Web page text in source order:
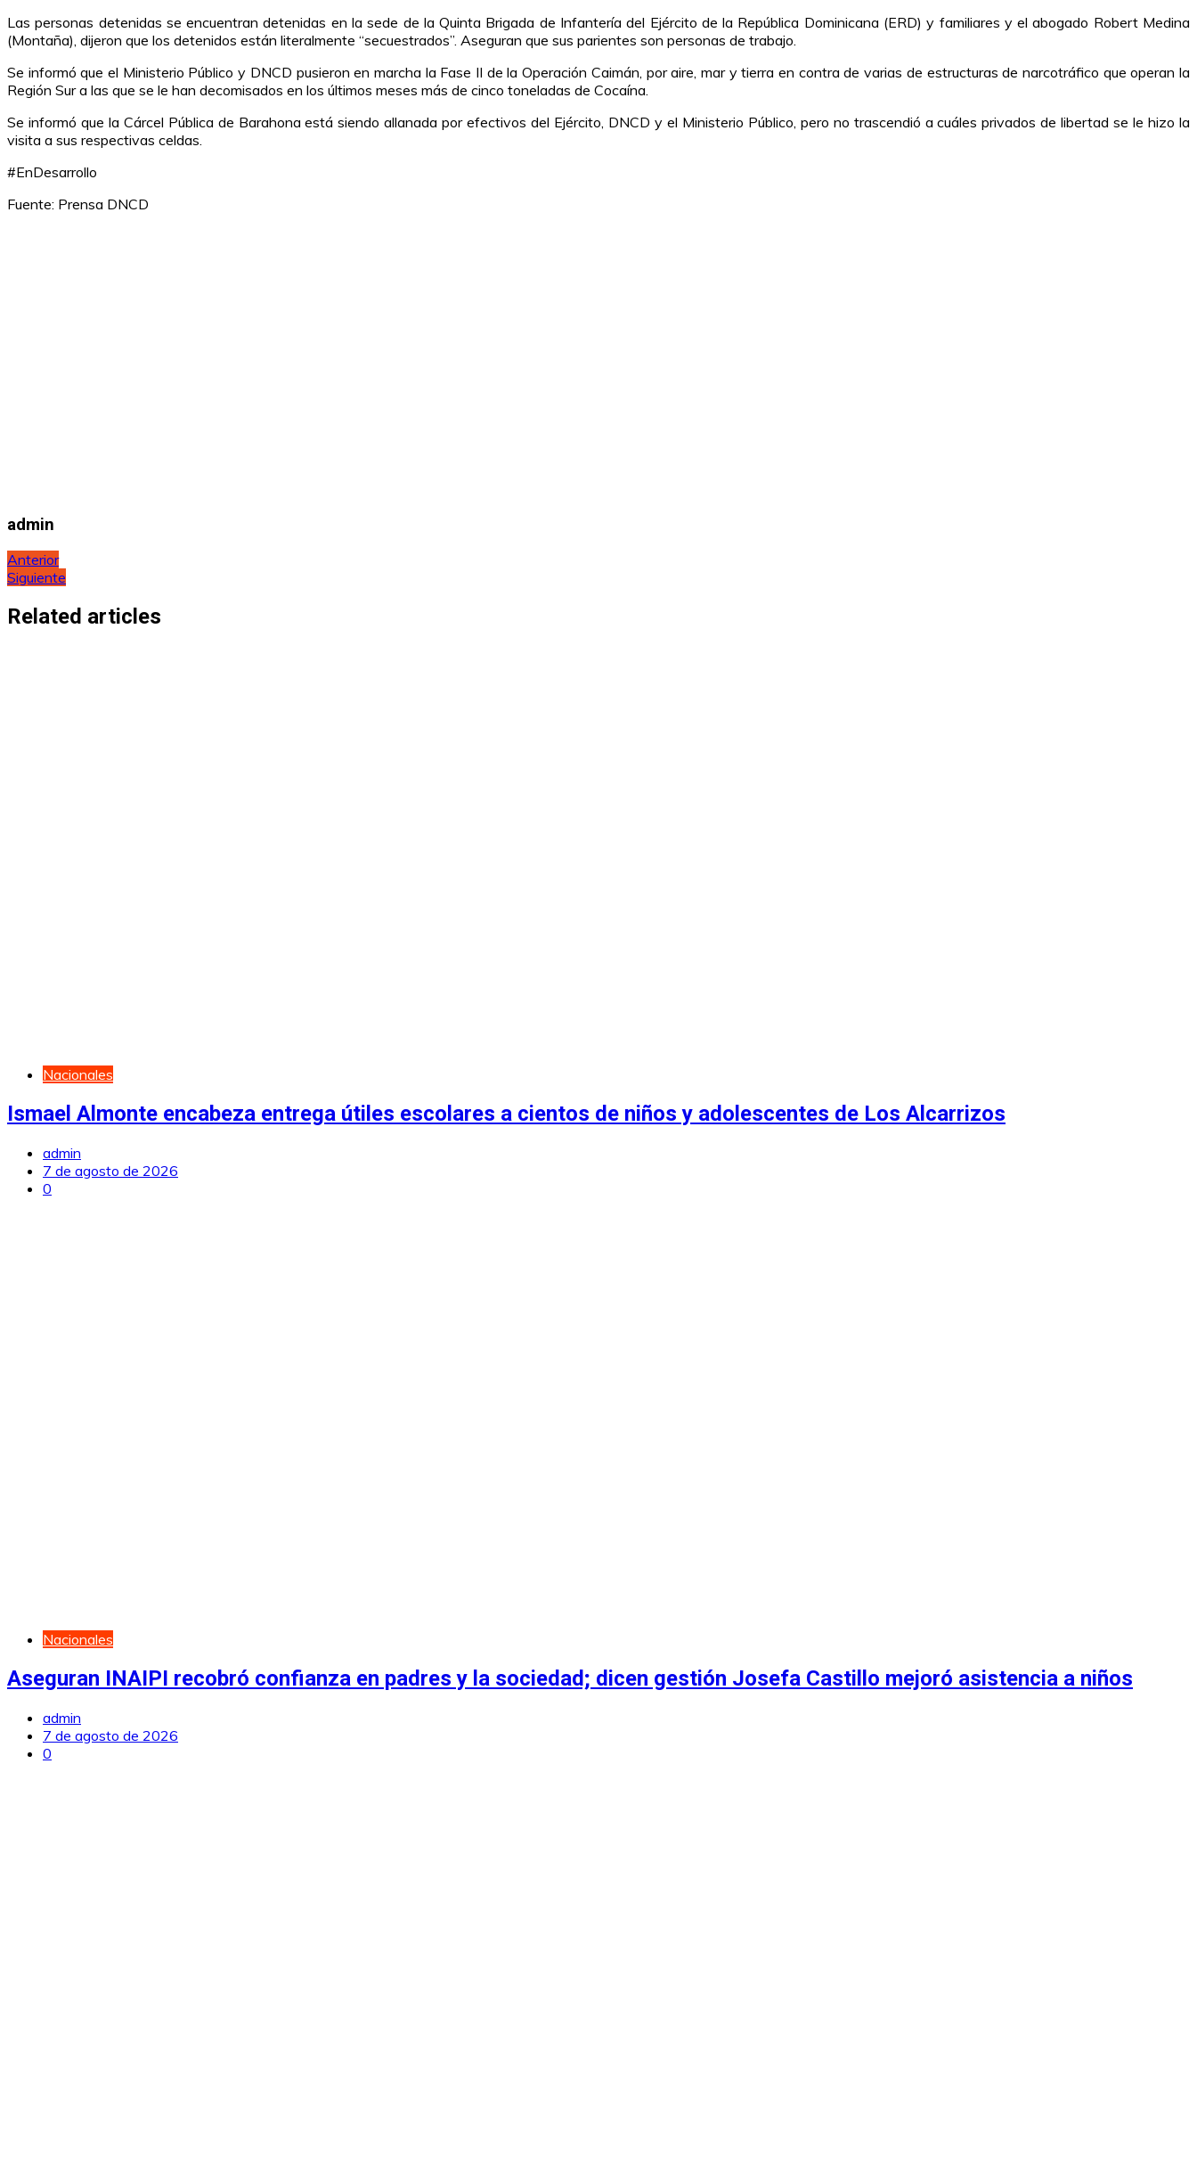
Las personas detenidas se encuentran detenidas en la sede de la Quinta Brigada de Infantería del Ejército de la República Dominicana (ERD) y familiares y el abogado Robert Medina
(Montaña), dijeron que los detenidos están literalmente “secuestrados”. Aseguran que sus parientes son personas de trabajo.
Se informó que el Ministerio Público y DNCD pusieron en marcha la Fase II de la Operación Caimán, por aire, mar y tierra en contra de varias de estructuras de narcotráfico que operan la
Región Sur a las que se le han decomisados en los últimos meses más de cinco toneladas de Cocaína.
Se informó que la Cárcel Pública de Barahona está siendo allanada por efectivos del Ejército, DNCD y el Ministerio Público, pero no trascendió a cuáles privados de libertad se le hizo la
visita a sus respectivas celdas.
#EnDesarrollo
Fuente: Prensa DNCD
admin
Navegación
de
entradas
Anterior
Siguiente
Related articles
Nacionales
Ismael Almonte encabeza entrega útiles escolares a cientos de niños y adolescentes de Los Alcarrizos
admin
7 de agosto de 2026
0
Nacionales
Aseguran INAIPI recobró confianza en padres y la sociedad; dicen gestión Josefa Castillo mejoró asistencia a niños
admin
7 de agosto de 2026
0